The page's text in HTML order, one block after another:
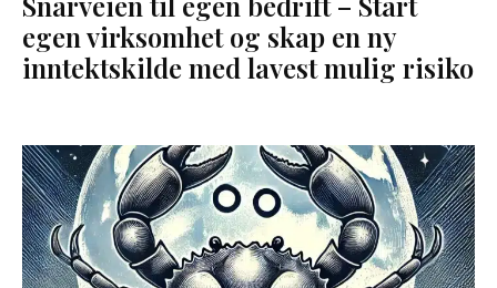
egen virksomhet og skap en ny
inntektskilde med lavest mulig risiko